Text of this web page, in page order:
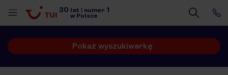
30 lat numer 1
w Polsce
Pokaż wyszukiwarkę